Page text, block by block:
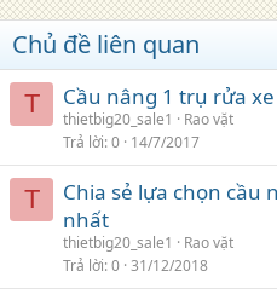
Chủ đề liên quan
T Cầu nâng 1 trụ rửa xe
thietbig20_sale1
Rao vặt
Trả lời 0 14/7/2017
T
Chia sẻ lựa chọn cầu
nhất
thietbig20_sale1
Rao vặt
Trả lời 0 31/12/2018